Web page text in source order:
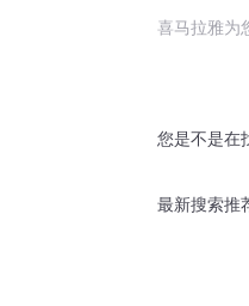
喜马拉雅为
您是不是在
最新搜索推